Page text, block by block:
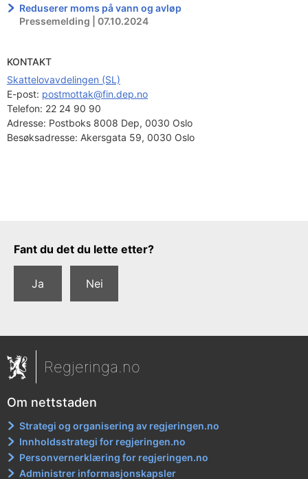
Reduserer moms på vann og avløp
Pressemelding | 07.10.2024
KONTAKT
Skattelovavdelingen (SL)
E-post: postmottak@fin.dep.no
Telefon: 22 24 90 90
Adresse: Postboks 8008 Dep, 0030 Oslo
Besøksadresse: Akersgata 59, 0030 Oslo
Tilbakemeldingsskjema
Fant du det du lette etter?
Ja Nei
Regjeringa.no
Om nettstaden
Strategi og organisering av regjeringen.no
Innholdsstrategi for regjeringen.no
Personvernerklæring for regjeringen.no
Administrer informasjonskapsler